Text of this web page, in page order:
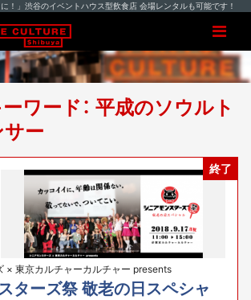
！」渋谷のイベントハウス型飲食店 会場レンタルも可能です！
ワード： 平成のソウルト
ー
終了
× 東京カルチャーカルチャー presents
ターズ祭 敬老の日スペシャ